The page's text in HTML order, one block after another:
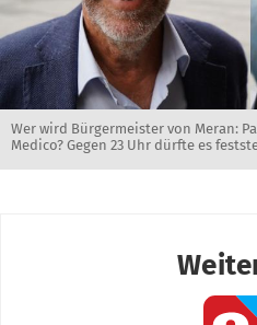
Wer wird Bürgermeister von Meran:
Medico? Gegen 23 Uhr dürfte es